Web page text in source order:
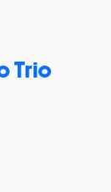
Trio